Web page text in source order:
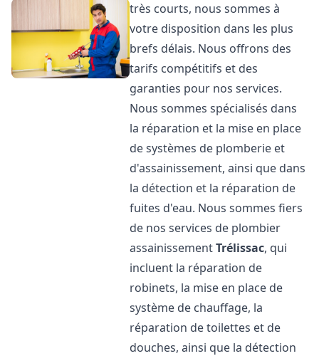
très courts, nous sommes à
votre disposition dans les plus
brefs délais. Nous offrons des
tarifs compétitifs et des
garanties pour nos services.
Nous sommes spécialisés dans
la réparation et la mise en place
de systèmes de plomberie et
d'assainissement, ainsi que dans
la détection et la réparation de
fuites d'eau. Nous sommes fiers
de nos services de plombier
assainissementTrélissac, qui
incluent la réparation de
robinets, la mise en place de
système de chauffage, la
réparation de toilettes et de
douches, ainsi que la détection